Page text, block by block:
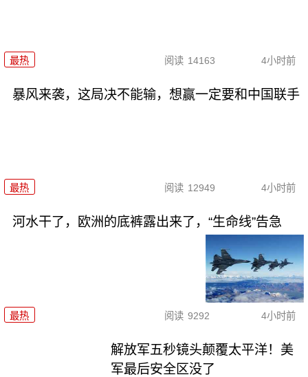
最热 阅读 14163 4小时前
暴风来袭，这局决不能输，想赢一定要和中国联手
最热 阅读 12949 4小时前
河水干了，欧洲的底裤露出来了，“生命线”告急
最热 阅读 9292 4小时前
解放军五秒镜头颠覆太平洋！美
军最后安全区没了